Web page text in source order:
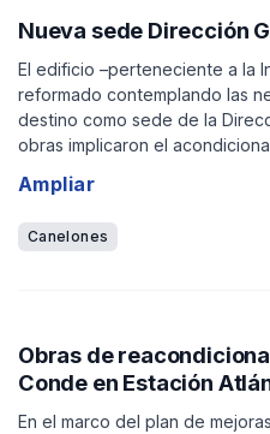
Nueva sede Dirección
El edificio –perteneciente a la
reformado contemplando las
destino como sede de la
obras implicaron el
kitchenette, y la construcción
servicios higiénicos (uno de
Ampliar
Canelones
Obras de
Conde en Estación
En el marco del plan de